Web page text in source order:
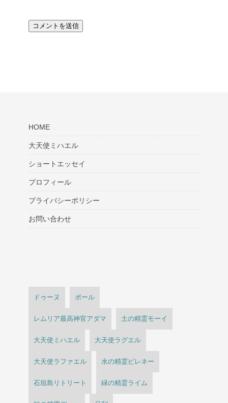
HOME
大天使ミハエル
ショートエッセイ
プロフィール
プライバシーポリシー
お問い合わせ
ドゥーヌ ポール
レムリア最高神官アダマ 土の精霊モーイ
大天使ミハエル 大天使ラグエル
大天使ラファエル 水の精霊ピレネー
石垣島リトリート 緑の精霊ライム